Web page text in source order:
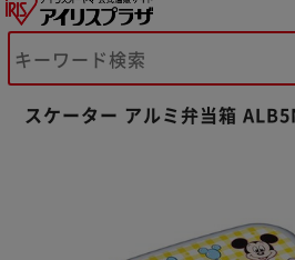
スケーター アルミ弁当箱
※ご確認ください